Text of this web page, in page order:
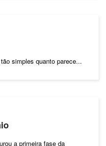
simples quanto parece...
a primeira fase da